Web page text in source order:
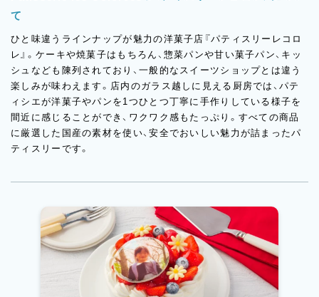
て
ひと味違うラインナップが魅力の洋菓子店『パティスリーレコロ
レ』。ケーキや焼菓子はもちろん、惣菜パンや甘い菓子パン、キッ
シュなども陳列されており、一般的なスイーツショップとは違う
楽しみが味わえます。店内のガラス越しに見える厨房では、パテ
ィシエが洋菓子やパンを1つひとつ丁寧に手作りしている様子を
間近に感じることができ、ワクワク感もたっぷり。すべての商品
に厳選した国産の素材を使い、安全でおいしい魅力が詰まったパ
ティスリーです。